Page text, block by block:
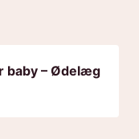
baby – Ødelæg